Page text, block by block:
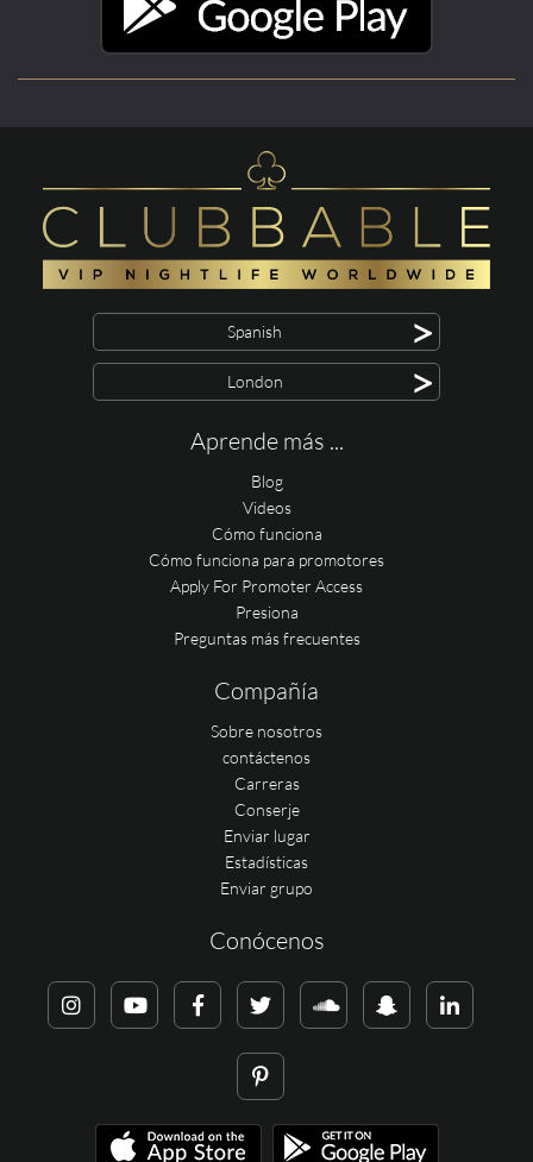
Spanish >
London >
Aprende más ...
Blog
Videos
Cómo funciona
Cómo funciona para promotores
Apply For Promoter Access
Presiona
Preguntas más frecuentes
Compañía
Sobre nosotros
contáctenos
Carreras
Conserje
Enviar lugar
Estadísticas
Enviar grupo
Conócenos